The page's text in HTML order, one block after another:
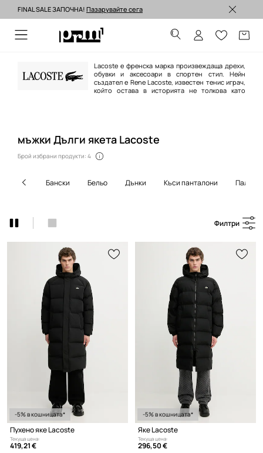
Изпращане до 24 часа >
FINAL SALE ЗАПОЧНА! Пазарувайте сега
Lacoste е френска марка произвеждаща дрехи,
обувки и аксесоари в спортен стил. Нейн
създател е Rene Lacoste, известен тенис играч,
който остава в историята не толкова като
мъжки Дълги якета Lacoste
Брой избрани продукти: 4
бански бельо дънки къси панталони палта
Филтри
-5% в кошницата*
Пухено яке Lacoste
Текуща цена:
419,21 €
-5% в кошницата*
Яке Lacoste
Текуща цена:
296,50 €